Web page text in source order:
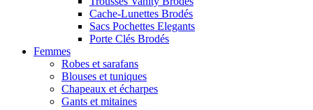
Cache-Lunettes Brodés
Sacs Pochettes Elegants
Porte Clés Brodés
Femmes
Robes et sarafans
Blouses et tuniques
Chapeaux et écharpes
Gants et mitaines